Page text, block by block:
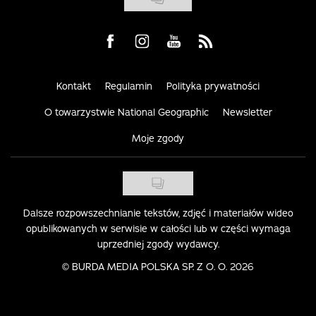
Visit us on Facebook
Visit us on Instagram
Visit us on Youtube
Visit us on Rss
Kontakt Regulamin Polityka prywatności
O towarzystwie National Geographic Newsletter
Moje zgody
Dalsze rozpowszechnianie tekstów, zdjęć i materiałów wideo
opublikowanych w serwisie w całości lub w części wymaga
uprzedniej zgody wydawcy.
© BURDA MEDIA POLSKA SP. Z O. O. 2026